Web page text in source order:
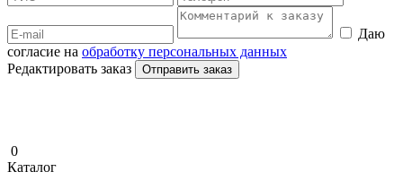
Даю
согласие на обработку персональных данных
Редактировать заказ
Отправить заказ
0
Каталог